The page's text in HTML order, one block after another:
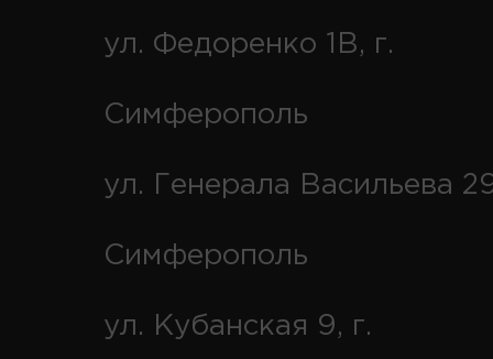
ул. Федоренко 1В, г.
Симферополь
ул. Генерала Васильева
Симферополь
ул. Кубанская 9, г.